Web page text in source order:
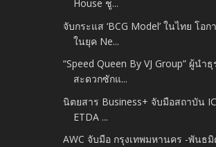
House ชู...
จับกระแส ‘BCG Model’ ในไทย โอ
ในยุค Ne...
“Speed Queen By VJ Group” ผู้นำ
สะดวกซักแ...
นิตยสาร Business+ จับมือสถาบัน
ETDA ...
AWC จับมือ กรุงเทพมหานคร -​พันธ